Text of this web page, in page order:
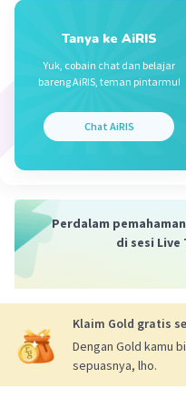
Beri Rating 0.0
29 Mei 2022 09:04
Tanya ke AiRIS
Yuk, cobain chat dan belajar
bareng AiRIS, teman pintarmu!
Chat AiRIS
Perdalam
di sesi Live
Klaim Gold gratis
Dengan Gold kamu
sepuasnya, lho.